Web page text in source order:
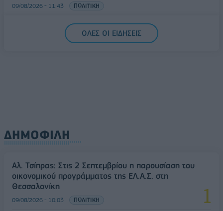
09/08/2026 - 11:43 ΠΟΛΙΤΙΚΗ
Υπ. Μεταφορών: Οριστική λύση στο ζήτημα των
πινακίδων κυκλοφορίας - Τέλος στις χρονοβόρες
ΟΛΕΣ ΟΙ ΕΙΔΗΣΕΙΣ
ΔΗΜΟΦΙΛΗ
Αλ. Τσίπρας: Στις 2 Σεπτεμβρίου η παρουσίαση του
οικονομικού προγράμματος της ΕΛ.Α.Σ. στη
Θεσσαλονίκη
09/08/2026 - 10:03 ΠΟΛΙΤΙΚΗ